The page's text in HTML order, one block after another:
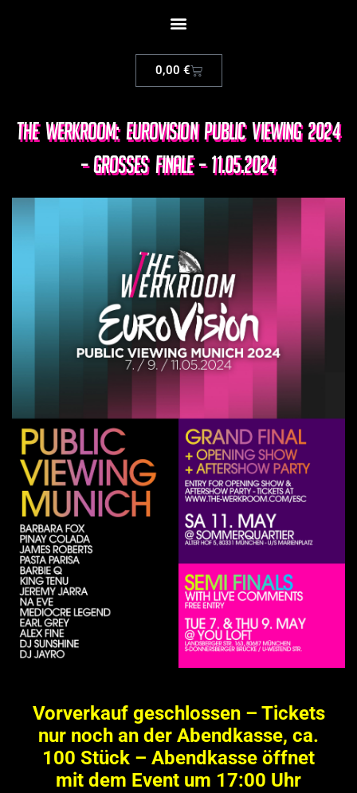
0,00 €
The Werkroom: Eurovision Public Viewing 2024
– GROSSES FINALE – 11.05.2024
Vorverkauf geschlossen – Tickets
nur noch an der Abendkasse, ca.
100 Stück – Abendkasse öffnet
mit dem Event um 17:00 Uhr